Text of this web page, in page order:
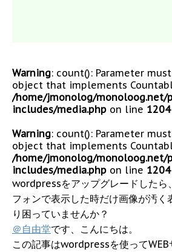
Warning: count(): Parameter
object that implements
/home/jmonolog/monoloog.net/
includes/media.php on line 1204
Warning: count(): Parameter
object that implements
/home/jmonolog/monoloog.net/
includes/media.php on line 1204
wordpressをアップグレードしたら
フォンで表示した時だけ画像が汚く
り困っていませんか？
＠自由堂です、こんにちは。
この記事はwordpressを使ってWEB